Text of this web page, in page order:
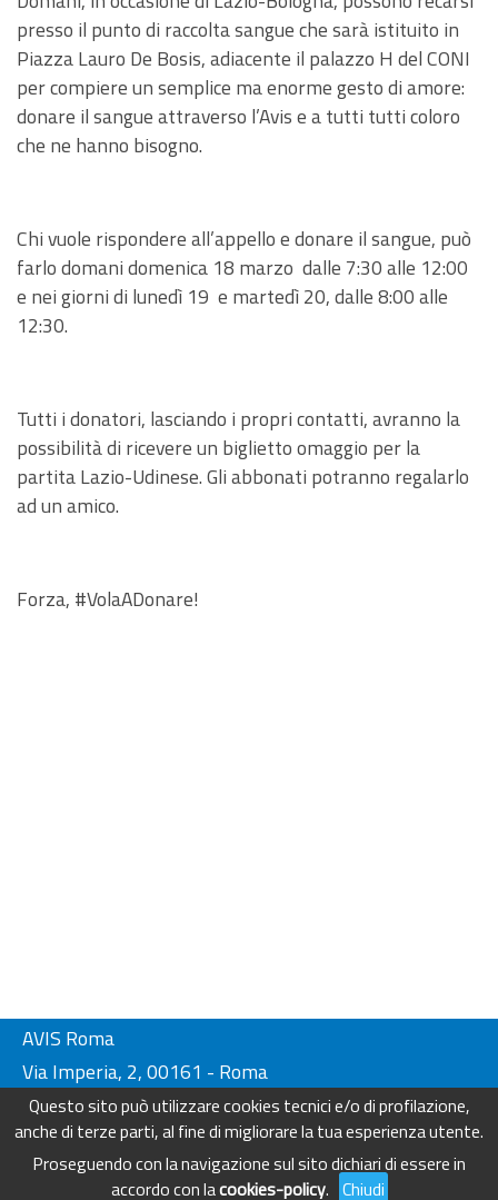
Questo sito può utilizzare cookies tecnici e/o di profilazione,
anche di terze parti, al fine di migliorare la tua esperienza utente.
Proseguendo con la navigazione sul sito dichiari di essere in
accordo con lacookies-policy. Chiudi
presso il punto di raccolta sangue che sarà istituito in
Piazza Lauro De Bosis, adiacente il palazzo H del CONI
per compiere un semplice ma enorme gesto di amore:
donare il sangue attraverso l’Avis e a tutti tutti coloro
che ne hanno bisogno.
Chi vuole rispondere all’appello e donare il sangue, può
farlo domani domenica 18 marzo dalle 7:30 alle 12:00
e nei giorni di lunedì 19 e martedì 20, dalle 8:00 alle
12:30.
Tutti i donatori, lasciando i propri contatti, avranno la
possibilità di ricevere un biglietto omaggio per la
partita Lazio-Udinese. Gli abbonati potranno regalarlo
ad un amico.
Forza, #VolaADonare!
AVIS Roma
Via Imperia, 2, 00161 - Roma
Tel. 06-44230134/ 4404249
Fax. 06-44230136
info@avisroma.it - www.avisroma.it